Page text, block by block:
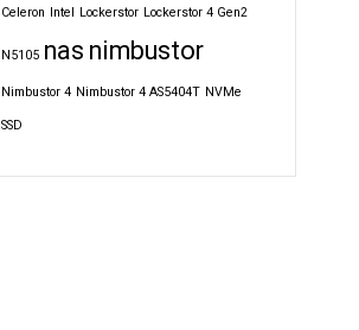
Celeron Intel Lockerstor Lockerstor 4 Gen2
N5105 nas nimbustor
Nimbustor 4 Nimbustor 4 AS5404T NVMe
SSD